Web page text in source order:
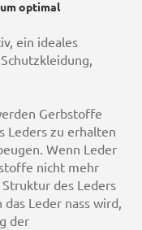
optimal
ein ideales
Gerbstoffe
Leders zu erhalten
Wenn Leder
nicht mehr
des Leders
Leder nass wird,
der